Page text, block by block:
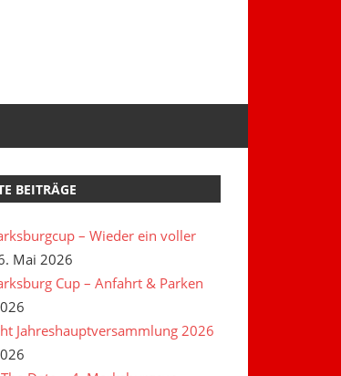
BEITRÄGE
– Wieder ein voller
Mai 2026
Cup – Anfahrt & Parken
Jahreshauptversammlung 2026